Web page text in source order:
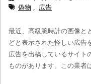
偽物
広告
最近、高級腕時計の画像と
どと表示された怪しい広告
広告を出稿しているサイト
ものがあります。この業者